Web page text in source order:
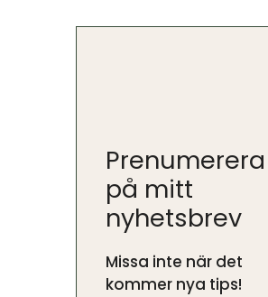
Prenumerera
på mitt
nyhetsbrev
Missa inte när det
kommer nya tips!